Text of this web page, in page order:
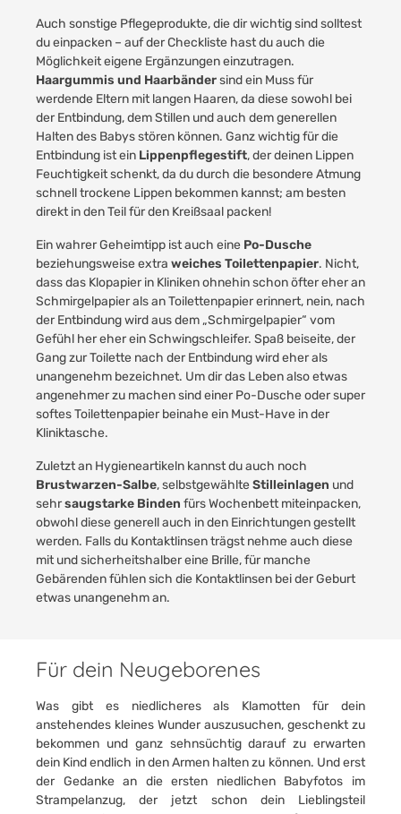
Auch sonstige Pflegeprodukte, die dir wichtig sind solltest
du einpacken – auf der Checkliste hast du auch die
Möglichkeit eigene Ergänzungen einzutragen.
Haargummis und Haarbändersind ein Muss für
werdende Eltern mit langen Haaren, da diese sowohl bei
der Entbindung, dem Stillen und auch dem generellen
Halten des Babys stören können. Ganz wichtig für die
Entbindung ist ein Lippenpflegestift, der deinen Lippen
Feuchtigkeit schenkt, da du durch die besondere Atmung
schnell trockene Lippen bekommen kannst; am besten
direkt in den Teil für den Kreißsaal packen!
Ein wahrer Geheimtipp ist auch eine Po-Dusche
beziehungsweise extra weiches Toilettenpapier. Nicht,
dass das Klopapier in Kliniken ohnehin schon öfter eher an
Schmirgelpapier als an Toilettenpapier erinnert, nein, nach
der Entbindung wird aus dem „Schmirgelpapier“ vom
Gefühl her eher ein Schwingschleifer. Spaß beiseite, der
Gang zur Toilette nach der Entbindung wird eher als
unangenehm bezeichnet. Um dir das Leben also etwas
angenehmer zu machen sind einer Po-Dusche oder super
softes Toilettenpapier beinahe ein Must-Have in der
Kliniktasche.
Zuletzt an Hygieneartikeln kannst du auch noch
Brustwarzen-Salbe, selbstgewählteStilleinlagen und
sehrsaugstarke Binden fürs Wochenbett miteinpacken,
obwohl diese generell auch in den Einrichtungen gestellt
werden. Falls du Kontaktlinsen trägst nehme auch diese
mit und sicherheitshalber eine Brille, für manche
Gebärenden fühlen sich die Kontaktlinsen bei der Geburt
etwas unangenehm an.
Für dein Neugeborenes
Was gibt es niedlicheres als Klamotten für dein
anstehendes kleines Wunder auszusuchen, geschenkt zu
bekommen und ganz sehnsüchtig darauf zu erwarten
dein Kind endlich in den Armen halten zu können. Und erst
der Gedanke an die ersten niedlichen Babyfotos im
Strampelanzug, der jetzt schon dein Lieblingsteil